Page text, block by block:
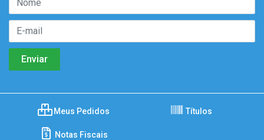
Meus Pedidos Títulos
Notas Fiscais